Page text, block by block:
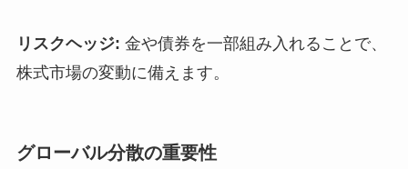
リスクヘッジ: 金や債券を一部組み入れることで、
株式市場の変動に備えます。
グローバル分散の重要性